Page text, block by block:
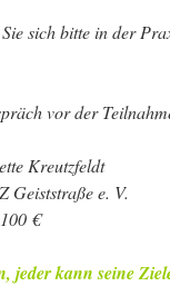
sich bitte in der
vor der
Kreutzfeldt
Geiststraße e. V.
€
jeder kann seine